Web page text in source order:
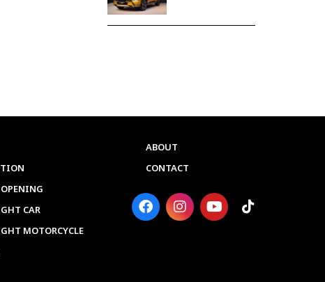
强劲
CAR
MOTORCYCLE
ABOUT
CONTACT
F
a
c
I
n
s
Y
o
u
T
i